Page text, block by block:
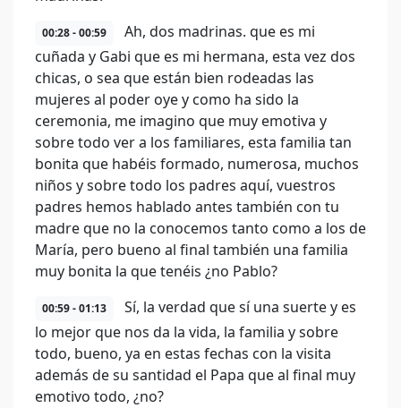
00:28 - 00:59
Ah, dos madrinas. que es mi
cuñada y Gabi que es mi hermana, esta vez dos
chicas, o sea que están bien rodeadas las
mujeres al poder oye y como ha sido la
ceremonia, me imagino que muy emotiva y
sobre todo ver a los familiares, esta familia tan
bonita que habéis formado, numerosa, muchos
niños y sobre todo los padres aquí, vuestros
padres hemos hablado antes también con tu
madre que no la conocemos tanto como a los de
María, pero bueno al final también una familia
muy bonita la que tenéis ¿no Pablo?
00:59 - 01:13
Sí, la verdad que sí una suerte y es
lo mejor que nos da la vida, la familia y sobre
todo, bueno, ya en estas fechas con la visita
además de su santidad el Papa que al final muy
emotivo todo, ¿no?